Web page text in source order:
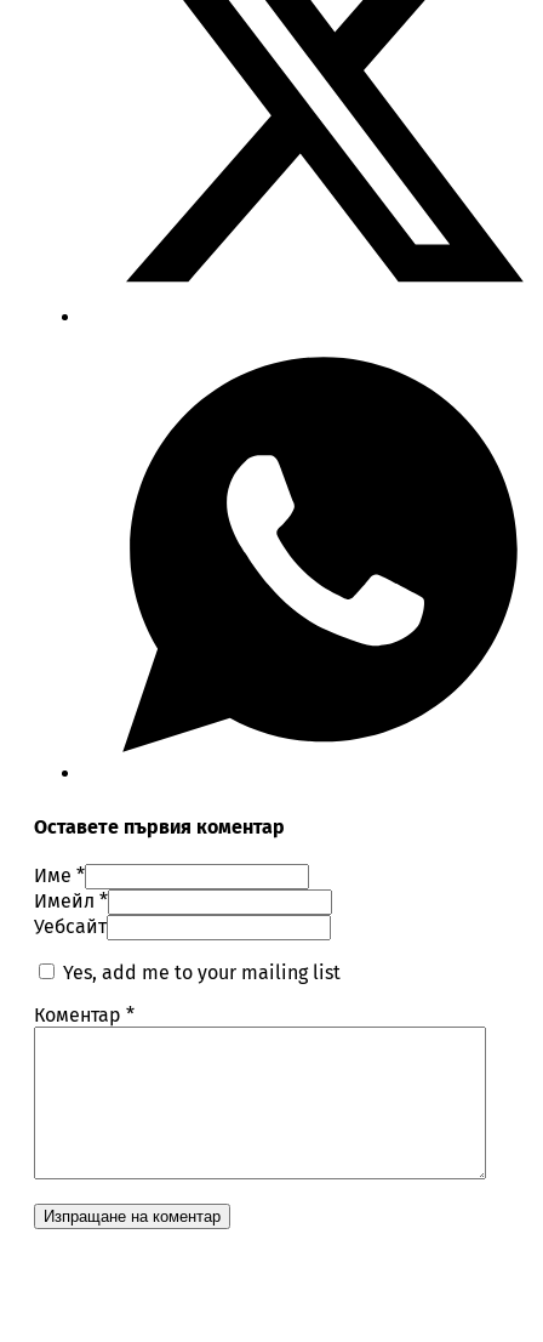
Оставете първия коментар
Име *
Имейл *
Уебсайт
Yes, add me to your mailing list
Коментар *